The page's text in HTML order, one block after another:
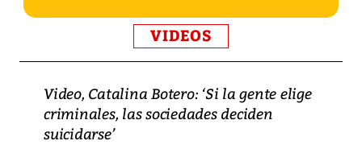
VIDEOS
Video, Catalina Botero: ‘Si la gente elige
criminales, las sociedades deciden
suicidarse’